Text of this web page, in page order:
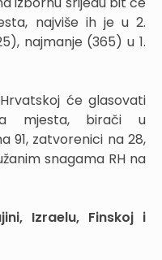
najviše ih je u 2.
najmanje (365) u 1.
će glasovati
mjesta, birači u
91, zatvorenici na 28,
snagama RH na
Izraelu, Finskoj i